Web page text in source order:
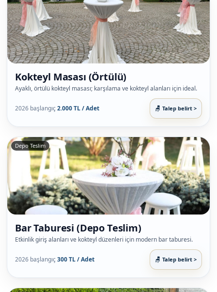
Kokteyl Masası (Örtülü)
Ayaklı, örtülü kokteyl masası; karşılama ve kokteyl alanları için ideal.
2026 başlangıç2.000 TL / Adet Talep belirt >
Depo Teslim
Bar Taburesi (Depo Teslim)
Etkinlik giriş alanları ve kokteyl düzenleri için modern bar taburesi.
2026 başlangıç300 TL / Adet Talep belirt >